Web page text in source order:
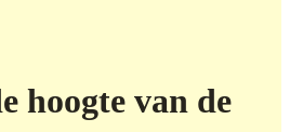
hoogte van de